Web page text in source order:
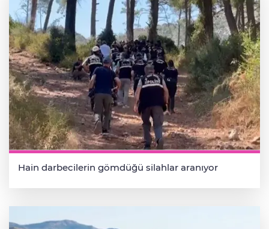
Hain darbecilerin gömdüğü silahlar aranıyor